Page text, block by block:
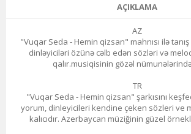
AÇIKLAMA
AZ
"Vuqar Seda - Hemin qizsan" mahnısı ilə
dinləyiciləri özünə cəlb edən sözləri və
qalır.musiqisinin gözəl
TR
"Vuqar Seda - Hemin qizsan" şarkısını
yorum, dinleyicileri kendine çeken sözleri ve
kalıcıdır. Azerbaycan müziğinin güzel